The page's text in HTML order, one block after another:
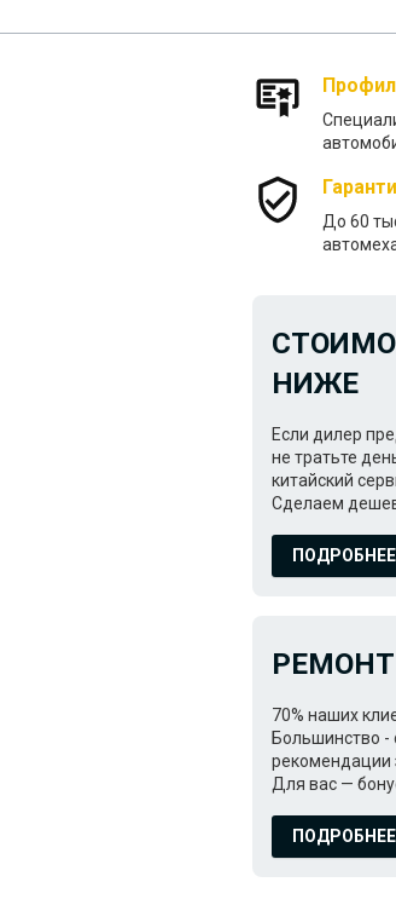
До 60
НИЖЕ
Если дилер
не тратьте
китайский
Сделаем
ПОДРОБНЕЕ
70% наших
Большинство
рекомендации
Для вас —
ПОДРОБНЕЕ